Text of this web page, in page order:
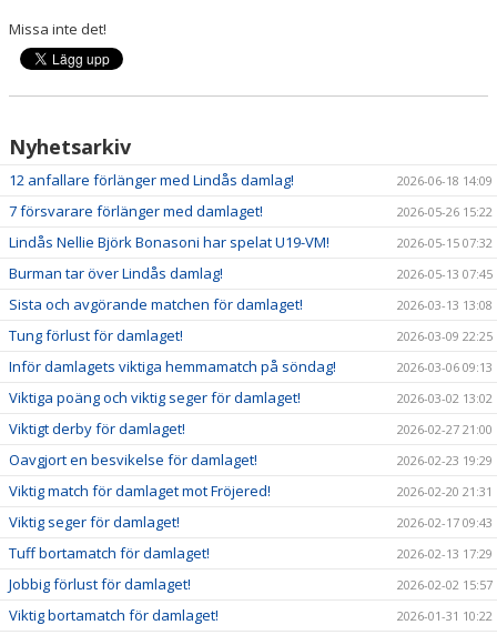
Missa inte det!
Nyhetsarkiv
12 anfallare förlänger med Lindås damlag! 2026-06-18 14:09
7 försvarare förlänger med damlaget! 2026-05-26 15:22
Lindås Nellie Björk Bonasoni har spelat U19-VM! 2026-05-15 07:32
Burman tar över Lindås damlag! 2026-05-13 07:45
Sista och avgörande matchen för damlaget! 2026-03-13 13:08
Tung förlust för damlaget! 2026-03-09 22:25
Inför damlagets viktiga hemmamatch på söndag! 2026-03-06 09:13
Viktiga poäng och viktig seger för damlaget! 2026-03-02 13:02
Viktigt derby för damlaget! 2026-02-27 21:00
Oavgjort en besvikelse för damlaget! 2026-02-23 19:29
Viktig match för damlaget mot Fröjered! 2026-02-20 21:31
Viktig seger för damlaget! 2026-02-17 09:43
Tuff bortamatch för damlaget! 2026-02-13 17:29
Jobbig förlust för damlaget! 2026-02-02 15:57
Viktig bortamatch för damlaget! 2026-01-31 10:22